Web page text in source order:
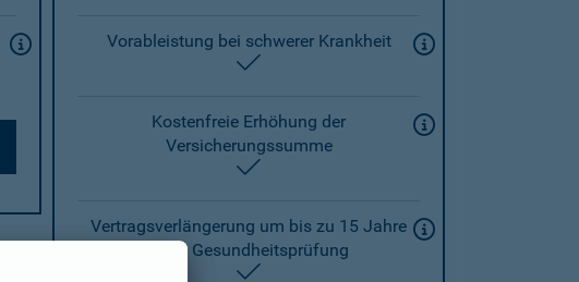
Vorableistung bei schwerer Krankheit
Kostenfreie Erhöhung der
Versicherungssumme
Vertragsverlängerung um bis zu 15 Jahre
ohne Gesundheitsprüfung